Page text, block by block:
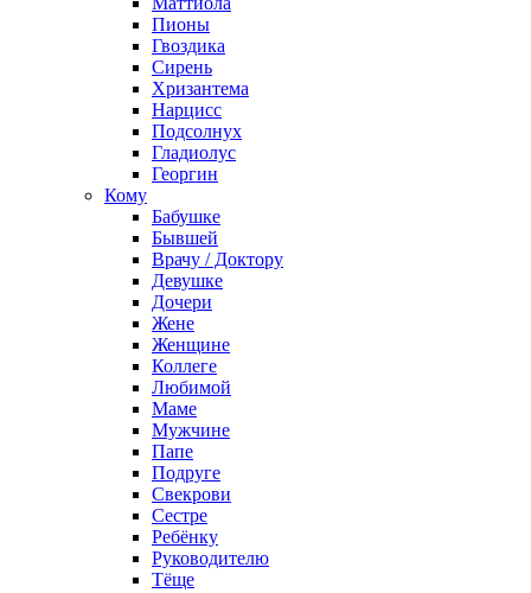
Пионы
Гвоздика
Сирень
Хризантема
Нарцисс
Подсолнух
Гладиолус
Георгин
Кому
Бабушке
Бывшей
Врачу / Доктору
Девушке
Дочери
Жене
Женщине
Коллеге
Любимой
Маме
Мужчине
Папе
Подруге
Свекрови
Сестре
Ребёнку
Руководителю
Тёще